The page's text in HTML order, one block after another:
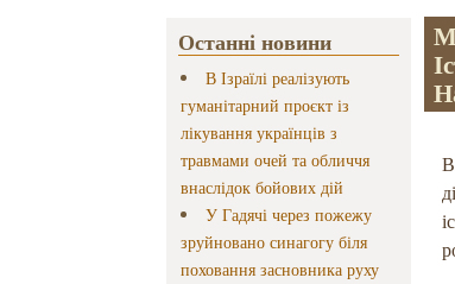
Останні новини
В Ізраїлі реалізують
гуманітарний проєкт із
лікування українців з
травмами очей та обличчя
внаслідок бойових дій
У Гадячі через пожежу
зруйновано синагогу біля
поховання засновника руху